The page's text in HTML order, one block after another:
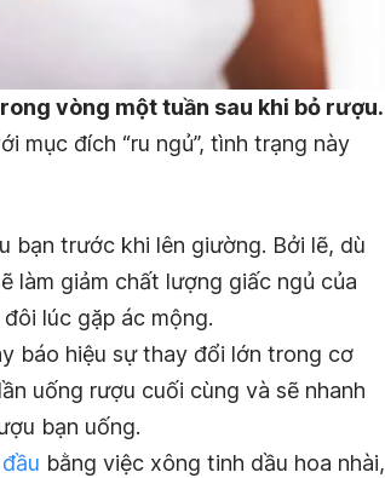
vòng một tuần sau khi bỏ rượu.
mục đích “ru ngủ”, tình trạng này
bạn trước khi lên giường. Bởi lẽ, dù
làm giảm chất lượng giấc ngủ của
lúc gặp ác mộng.
báo hiệu sự thay đổi lớn trong cơ
uống rượu cuối cùng và sẽ nhanh
bạn uống.
bằng việc xông tinh dầu hoa nhài,